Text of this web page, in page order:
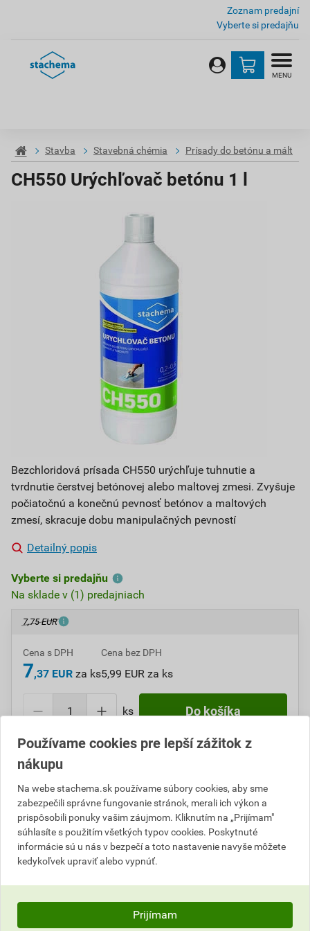
Zoznam predajní
Vyberte si predajňu
MENU
Stavba Stavebná chémia Prísady do betónu a mált
CH550 Urýchľovač betónu 1 l
Bezchloridová prísada CH550 urýchľuje tuhnutie a
tvrdnutie čerstvej betónovej alebo maltovej zmesi. Zvyšuje
počiatočnú a konečnú pevnosť betónov a maltových
zmesí, skracuje dobu manipulačných pevností
Detailný popis
Vyberte si predajňu
Na sklade v (1) predajniach
7,75 EUR
Cena s DPH
7,37 EUR za ks
Cena bez DPH
5,99 EUR za ks
ks Do košíka
za EUR
(5,99EUR
Číslo položky:A621006
Katalógový kód: P5PSJ
VýrobcaStachema
Bezchloridová prísada CH550 urýchľuje tuhnutie a
tvrdnutie čerstvej betónovej alebo maltovej zmesi a
Používame cookies pre lepší zážitok z
nákupu
Na webe stachema.sk používame súbory cookies, aby sme
zabezpečili správne fungovanie stránok, merali ich výkon a
prispôsobili ponuky vašim záujmom. Kliknutím na „Prijímam"
súhlasíte s použitím všetkých typov cookies. Poskytnuté
informácie sú u nás v bezpečí a toto nastavenie navyše môžete
kedykoľvek upraviť alebo vypnúť.
Prijímam